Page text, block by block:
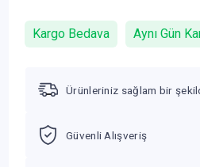
Kargo Bedava Aynı Gün
Ürünleriniz sağlam bir
Güvenli Alışveriş